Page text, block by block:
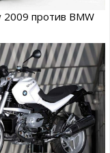
против BMW